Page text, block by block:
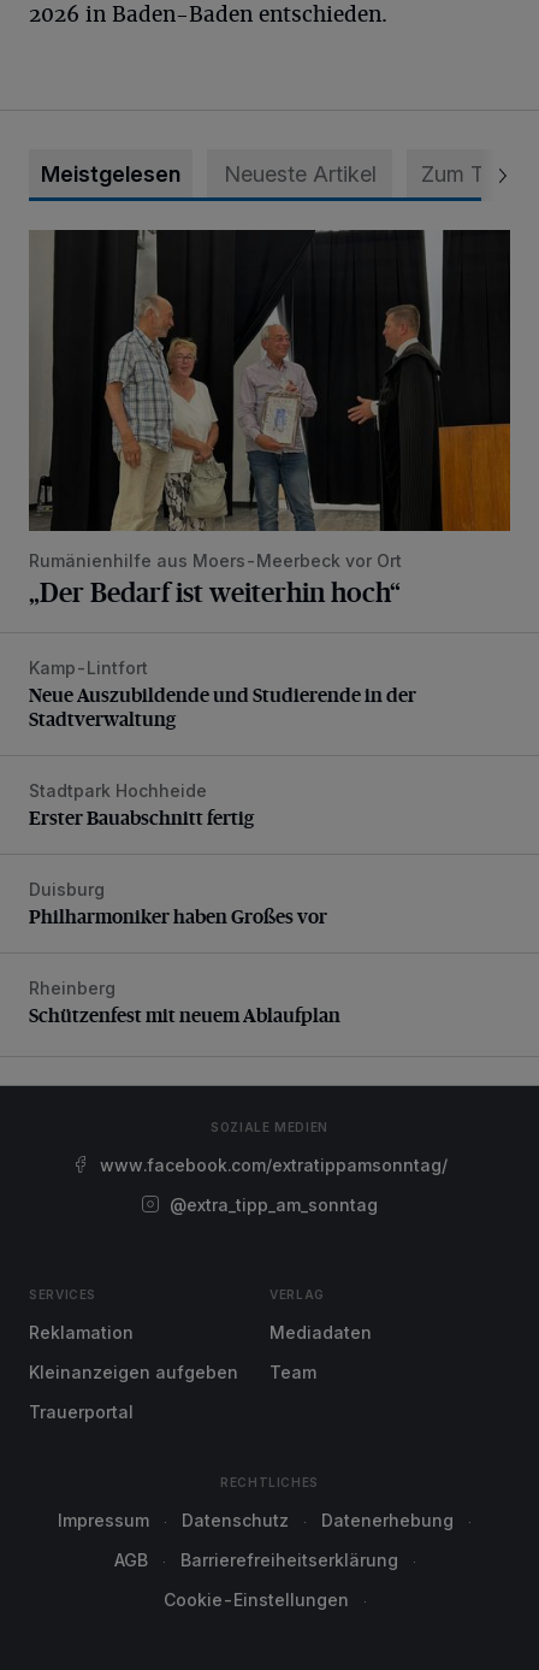
2026 in Baden-Baden entschieden.
Meistgelesen Neueste Artikel Zum Thema
„Der Bedarf ist weiterhin hoch“
Rumänienhilfe aus Moers-Meerbeck vor Ort
„Der Bedarf ist weiterhin hoch“
Neue Auszubildende und Studierende in der
Kamp-Lintfort
Neue Auszubildende und Studierende in der
Stadtverwaltung
Erster Bauabschnitt fertig
Stadtpark Hochheide
Erster Bauabschnitt fertig
Philharmoniker haben Großes vor
Duisburg
Philharmoniker haben Großes vor
Schützenfest mit neuem Ablaufplan
Rheinberg
Schützenfest mit neuem Ablaufplan
SOZIALE MEDIEN
www.facebook.com/extratippamsonntag/
@extra_tipp_am_sonntag
SERVICES
Reklamation
Kleinanzeigen aufgeben
Trauerportal
VERLAG
Mediadaten
Team
RECHTLICHES
Impressum Datenschutz
Datenerhebung
AGB
Barrierefreiheitserklärung
Cookie-Einstellungen